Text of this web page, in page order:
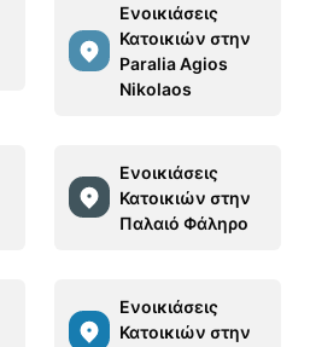
Ενοικιάσεις
Κατοικιών στην
Paralia Agios
Nikolaos
Ενοικιάσεις
Κατοικιών στην
Παλαιό Φάληρο
Ενοικιάσεις
Κατοικιών στην